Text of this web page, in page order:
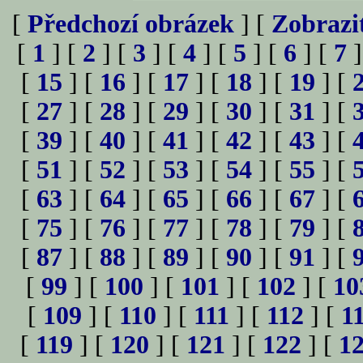
[ Předchozí obrázek ] [
[ 1 ] [ 2 ] [ 3 ] [ 4 ] [ 5 ] [ 6 ] [ 7
[ 15 ] [ 16 ] [ 17 ] [ 18 ] [ 19 ] [
[ 27 ] [ 28 ] [ 29 ] [ 30 ] [ 31 ] [
[ 39 ] [ 40 ] [ 41 ] [ 42 ] [ 43 ] [
[ 51 ] [ 52 ] [ 53 ] [ 54 ] [ 55 ] [
[ 63 ] [ 64 ] [ 65 ] [ 66 ] [ 67 ] [
[ 75 ] [ 76 ] [ 77 ] [ 78 ] [ 79 ] [
[ 87 ] [ 88 ] [ 89 ] [ 90 ] [ 91 ] [
[ 99 ] [ 100 ] [ 101 ] [ 102 ] [
[ 109 ] [ 110 ] [ 111 ] [ 112 ] [
[ 119 ] [ 120 ] [ 121 ] [ 122 ] [